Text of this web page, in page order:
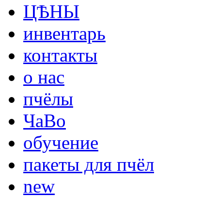
ЦѢНЫ
инвентарь
контакты
о нас
пчёлы
ЧаВо
обучение
пакеты для пчёл
new